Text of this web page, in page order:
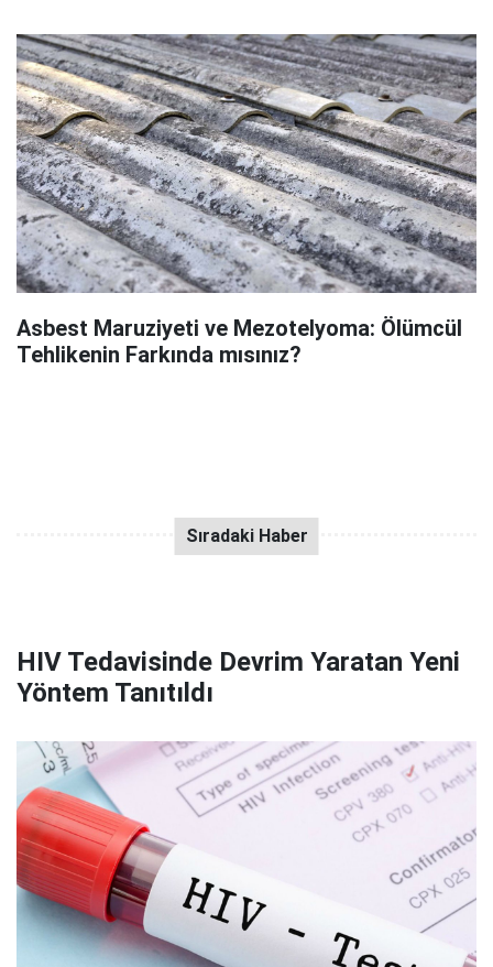
Asbest Maruziyeti ve Mezotelyoma: Ölümcül
Tehlikenin Farkında mısınız?
HIV Tedavisinde Devrim Yaratan Yeni
Yöntem Tanıtıldı